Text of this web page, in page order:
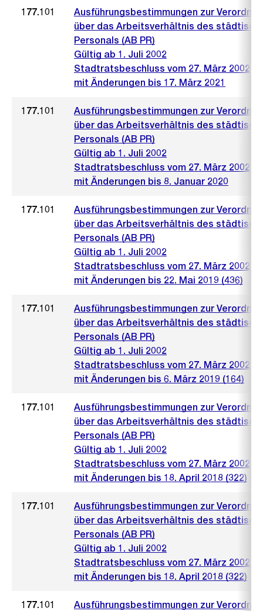
177.101
Ausführungsbestimmungen zur
über das Arbeitsverhältnis des
Personals (AB PR)
Gültig ab 1. Juli 2002
Stadtratsbeschluss vom 27. März 2002
mit Änderungen bis 17. März 2021
177.101
Ausführungsbestimmungen zur
über das Arbeitsverhältnis des
Personals (AB PR)
Gültig ab 1. Juli 2002
Stadtratsbeschluss vom 27. März 2002
mit Änderungen bis 8. Januar 2020
177.101
Ausführungsbestimmungen zur
über das Arbeitsverhältnis des
Personals (AB PR)
Gültig ab 1. Juli 2002
Stadtratsbeschluss vom 27. März 2002
mit Änderungen bis 22. Mai 2019 (436)
177.101
Ausführungsbestimmungen zur
über das Arbeitsverhältnis des
Personals (AB PR)
Gültig ab 1. Juli 2002
Stadtratsbeschluss vom 27. März 2002
mit Änderungen bis 6. März 2019 (164)
177.101
Ausführungsbestimmungen zur
über das Arbeitsverhältnis des
Personals (AB PR)
Gültig ab 1. Juli 2002
Stadtratsbeschluss vom 27. März 2002
mit Änderungen bis 18. April 2018 (322)
177.101
Ausführungsbestimmungen zur
über das Arbeitsverhältnis des
Personals (AB PR)
Gültig ab 1. Juli 2002
Stadtratsbeschluss vom 27. März 2002
mit Änderungen bis 18. April 2018 (322)
177.101
Ausführungsbestimmungen zur